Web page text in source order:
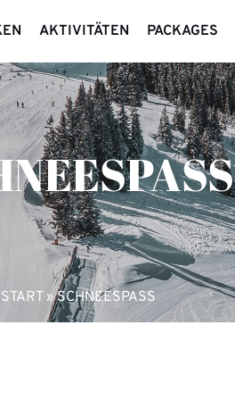
AKTIVITÄTEN PACKAGES
START»SCHNEESPASS